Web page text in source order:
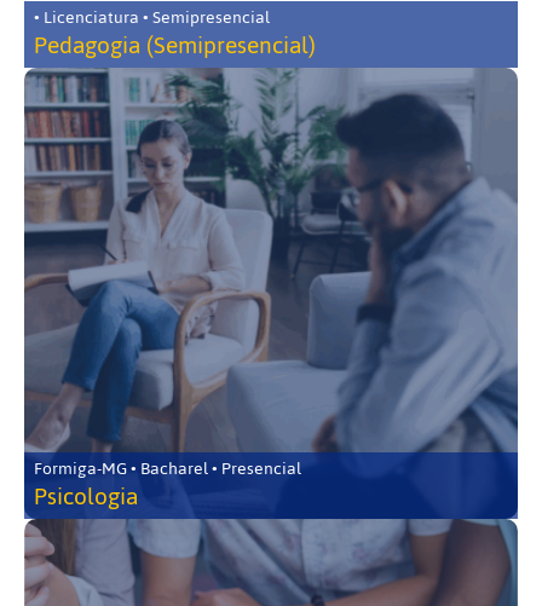
• Licenciatura • Semipresencial
Pedagogia (Semipresencial)
Formiga-MG • Bacharel • Presencial
Psicologia